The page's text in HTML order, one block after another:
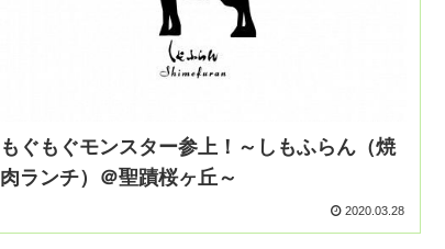
もぐもぐモンスター参上！～しもふらん（焼
肉ランチ）＠聖蹟桜ヶ丘～
2020.03.28